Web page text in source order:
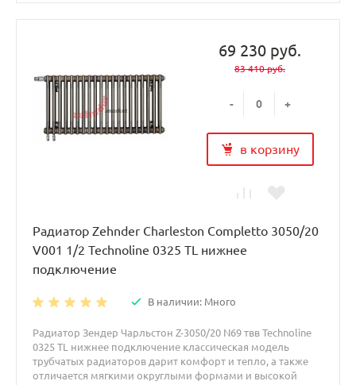
69 230 руб.
83 410 руб.
- +
в корзину
Радиатор Zehnder Charleston Completto 3050/20
V001 1/2 Technoline 0325 TL нижнее
подключение
В наличии: Много
Радиатор Зендер Чарльстон Z-3050/20 N69 твв Technoline
0325 TL нижнее подключение классическая модель
трубчатых радиаторов дарит комфорт и тепло, а также
отличается мягкими округлыми формами и высокой